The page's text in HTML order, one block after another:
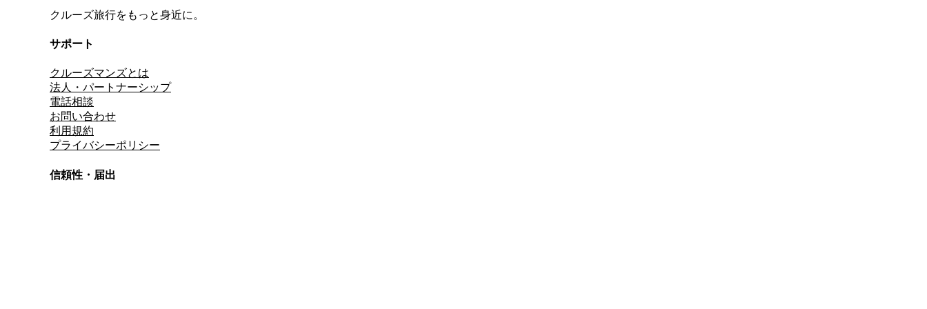
クルーズ旅行をもっと身近に。
サポート
クルーズマンズとは
法人・パートナーシップ
電話相談
お問い合わせ
利用規約
プライバシーポリシー
信頼性・届出